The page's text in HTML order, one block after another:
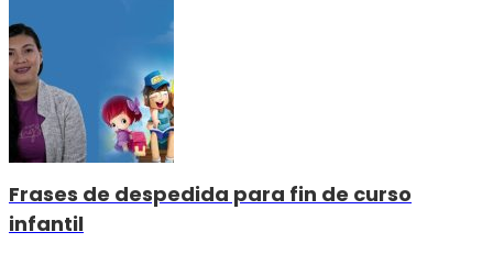
Frases de despedida para fin de curso
infantil